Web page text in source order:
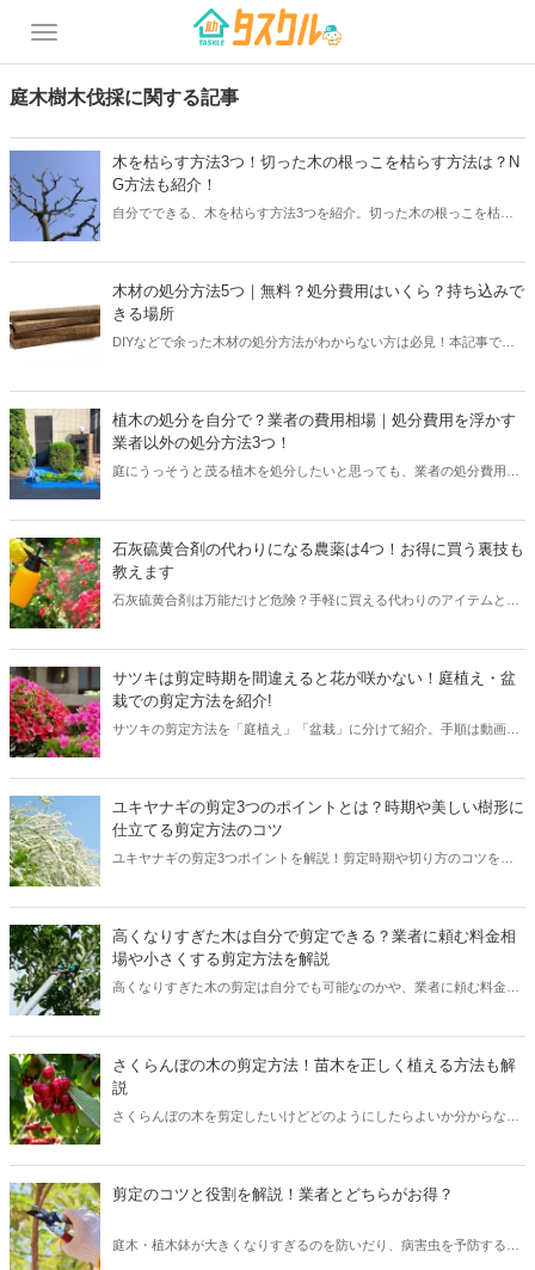
庭木樹木伐採に関する記事
木を枯らす方法3つ！切った木の根っこを枯らす方法は？N
G方法も紹介！
自分でできる、木を枯らす方法3つを紹介。切った木の根っこを枯ら
を枯らして処分したいお悩みを解決します。
木材の処分方法5つ｜無料？処分費用はいくら？持ち込みで
きる場所
DIYなどで余った木材の処分方法がわからない方は必見！本記事では
料どころか意外な金額で売れる可能性もあります。ベランダや庭を占
領している木材をお得に処分する方法を見つけましょう。
植木の処分を自分で？業者の費用相場｜処分費用を浮かす
業者以外の処分方法3つ！
庭にうっそうと茂る植木を処分したいと思っても、業者の処分費用を
植木の処分費用の相場や、自分で処分する以外の費用を浮かす処分方
法もご紹介。処分したい植木の量や状況に合った、最もリーズナブル
に処分できる方法が見つかります。
石灰硫黄合剤の代わりになる農薬は4つ！お得に買う裏技も
教えます
石灰硫黄合剤は万能だけど危険？手軽に買える代わりのアイテムと、
サツキは剪定時期を間違えると花が咲かない！庭植え・盆
栽での剪定方法を紹介!
サツキの剪定方法を「庭植え」「盆栽」に分けて紹介。手順は動画を
ユキヤナギの剪定3つのポイントとは？時期や美しい樹形に
仕立てる剪定方法のコツ
ユキヤナギの剪定3つポイントを解説！剪定時期や切り方のコツをチ
高くなりすぎた木は自分で剪定できる？業者に頼む料金相
場や小さくする剪定方法を解説
高くなりすぎた木の剪定は自分でも可能なのかや、業者に頼む料金相
さくらんぼの木の剪定方法！苗木を正しく植える方法も解
説
さくらんぼの木を剪定したいけどどのようにしたらよいか分からない
の苗木を植える方法も紹介しているのでぜひ参考にしてください。
剪定のコツと役割を解説！業者とどちらがお得？
庭木・植木鉢が大きくなりすぎるのを防いだり、病害虫を予防するた